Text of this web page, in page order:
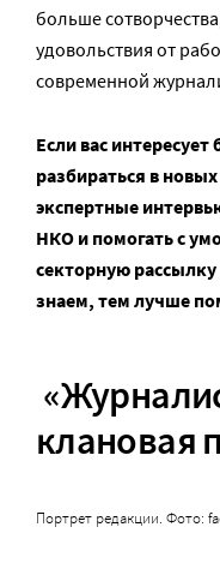
больше
удовольствия от
современной
Если вас
разбираться в
экспертные
НКО и помогать с
секторную
знаем, тем лучше
клановая
Портрет редакции. Фото: